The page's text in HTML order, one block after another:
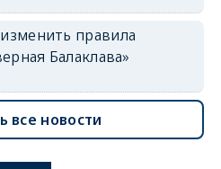
правила
Балаклава»
все новости